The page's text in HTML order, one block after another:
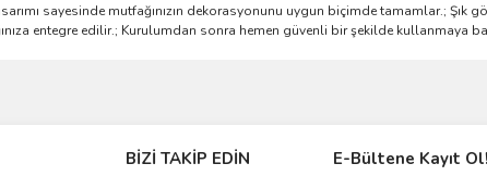
sayesinde mutfağınızın dekorasyonunu uygun biçimde tamamlar.; Şık
entegre edilir.; Kurulumdan sonra hemen güvenli bir şekilde kullanmaya
BİZİ TAKİP EDİN E-Bültene Kayıt Ol!